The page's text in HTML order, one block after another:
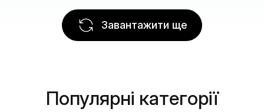
Завантажити ще
Популярні категорії